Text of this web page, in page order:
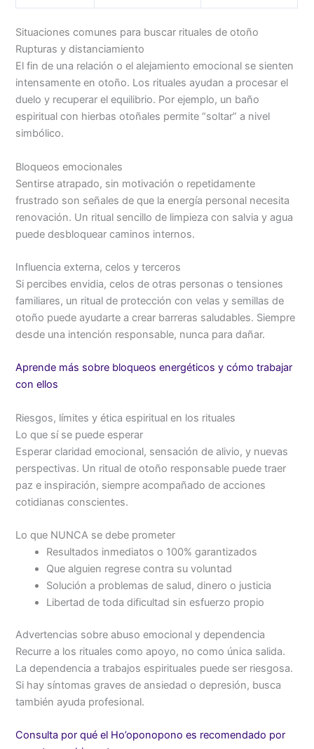
Situaciones comunes para buscar rituales de otoño
Rupturas y distanciamiento
El fin de una relación o el alejamiento emocional se sienten
intensamente en otoño. Los rituales ayudan a procesar el
duelo y recuperar el equilibrio. Por ejemplo, un baño
espiritual con hierbas otoñales permite “soltar” a nivel
simbólico.
Bloqueos emocionales
Sentirse atrapado, sin motivación o repetidamente
frustrado son señales de que la energía personal necesita
renovación. Un ritual sencillo de limpieza con salvia y agua
puede desbloquear caminos internos.
Influencia externa, celos y terceros
Si percibes envidia, celos de otras personas o tensiones
familiares, un ritual de protección con velas y semillas de
otoño puede ayudarte a crear barreras saludables. Siempre
desde una intención responsable, nunca para dañar.
Aprende más sobre bloqueos energéticos y cómo trabajar
con ellos
Riesgos, límites y ética espiritual en los rituales
Lo que sí se puede esperar
Esperar claridad emocional, sensación de alivio, y nuevas
perspectivas. Un ritual de otoño responsable puede traer
paz e inspiración, siempre acompañado de acciones
cotidianas conscientes.
Lo que NUNCA se debe prometer
Resultados inmediatos o 100% garantizados
Que alguien regrese contra su voluntad
Solución a problemas de salud, dinero o justicia
Libertad de toda dificultad sin esfuerzo propio
Advertencias sobre abuso emocional y dependencia
Recurre a los rituales como apoyo, no como única salida.
La dependencia a trabajos espirituales puede ser riesgosa.
Si hay síntomas graves de ansiedad o depresión, busca
también ayuda profesional.
Consulta por qué el Ho’oponopono es recomendado por